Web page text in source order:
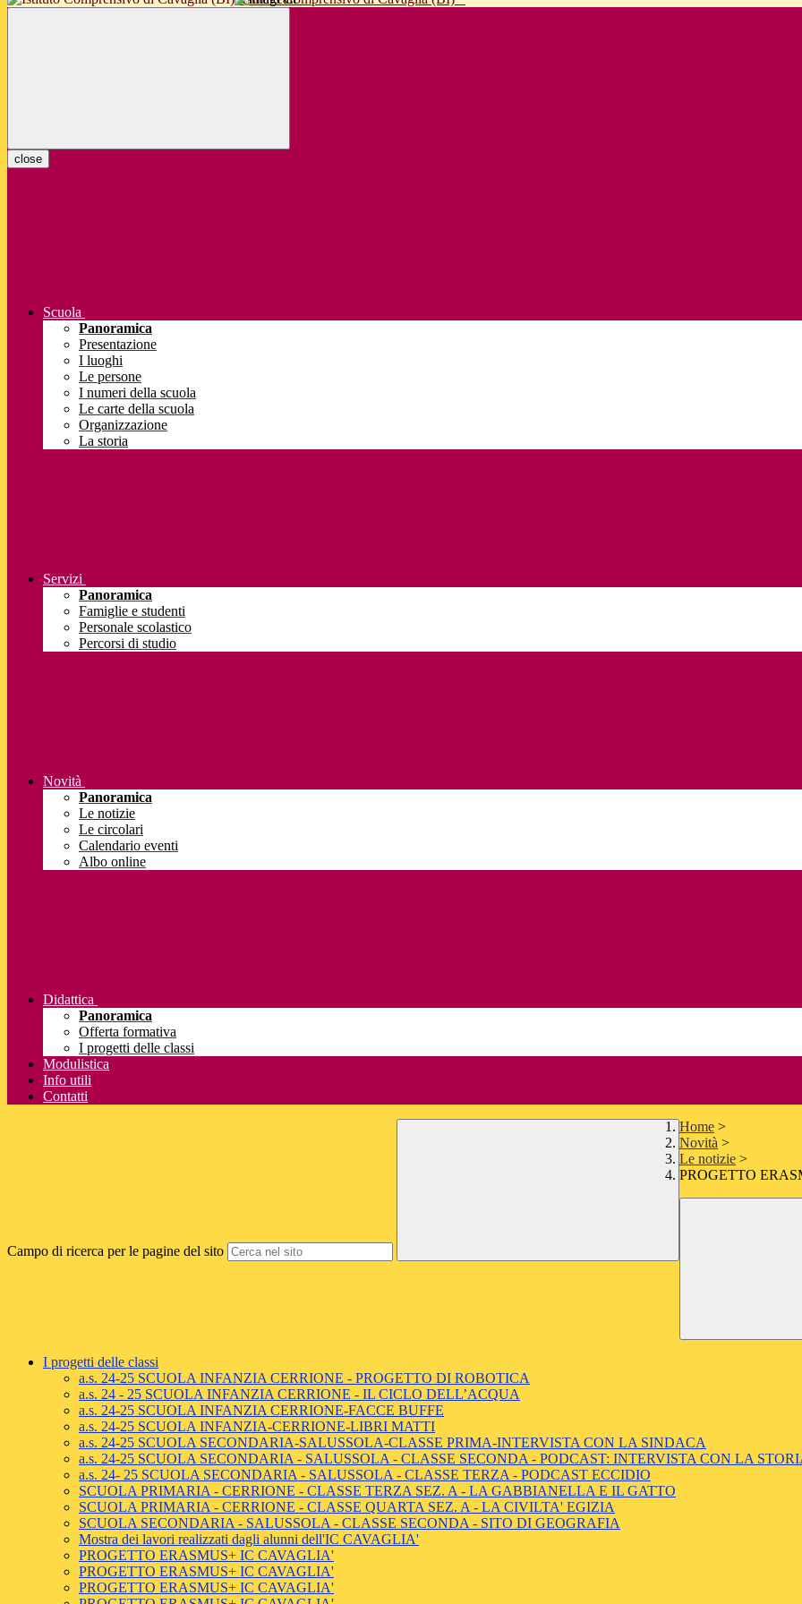
close
Scuola
Panoramica
Presentazione
I luoghi
Le persone
I numeri della scuola
Le carte della scuola
Organizzazione
La storia
Servizi
Panoramica
Famiglie e studenti
Personale scolastico
Percorsi di studio
Novità
Panoramica
Le notizie
Le circolari
Calendario eventi
Albo online
Didattica
Panoramica
Offerta formativa
I progetti delle classi
Modulistica
Info utili
Contatti
Campo di ricerca per le pagine del sito
Home >
Novità >
Le notizie >
PROGETTO
I progetti delle classi
a.s. 24-25 SCUOLA INFANZIA CERRIONE - PROGETTO DI ROBOTICA
a.s. 24 - 25 SCUOLA INFANZIA CERRIONE - IL CICLO DELL’ACQUA
a.s. 24-25 SCUOLA INFANZIA CERRIONE-FACCE BUFFE
a.s. 24-25 SCUOLA INFANZIA-CERRIONE-LIBRI MATTI
a.s. 24-25 SCUOLA SECONDARIA-SALUSSOLA-CLASSE PRIMA-INTERVISTA CON LA SINDACA
a.s. 24-25 SCUOLA SECONDARIA - SALUSSOLA - CLASSE SECONDA - PODCAST: INTERVISTA CON LA
a.s. 24- 25 SCUOLA SECONDARIA - SALUSSOLA - CLASSE TERZA - PODCAST ECCIDIO
SCUOLA PRIMARIA - CERRIONE - CLASSE TERZA SEZ. A - LA GABBIANELLA E IL GATTO
SCUOLA PRIMARIA - CERRIONE - CLASSE QUARTA SEZ. A - LA CIVILTA' EGIZIA
SCUOLA SECONDARIA - SALUSSOLA - CLASSE SECONDA - SITO DI GEOGRAFIA
Mostra dei lavori realizzati dagli alunni dell'IC CAVAGLIA'
PROGETTO ERASMUS+ IC CAVAGLIA'
PROGETTO ERASMUS+ IC CAVAGLIA'
PROGETTO ERASMUS+ IC CAVAGLIA'